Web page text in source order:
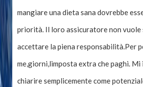
mangiare una dieta sana dovrebbe
priorità. Il loro assicuratore non vuole
accettare la piena responsabilità.Per
me,giorni,limposta extra che paghi. Mi
chiarire semplicemente come